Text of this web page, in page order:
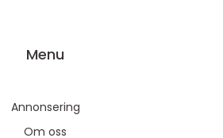
Menu
Annonsering
Om oss